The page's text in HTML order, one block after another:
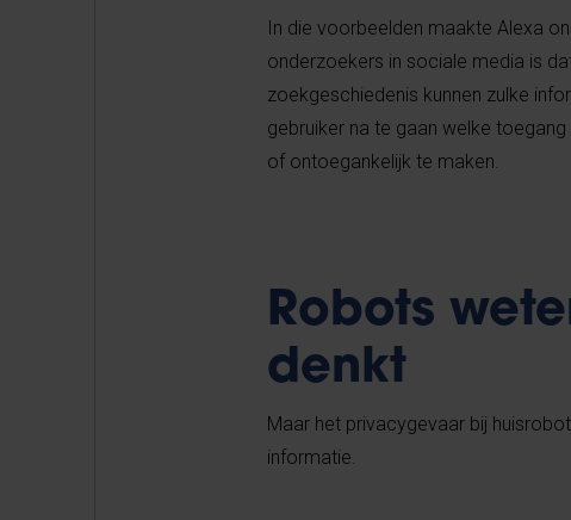
In die voorbeelden maakte Alexa
onderzoekers in sociale media is
zoekgeschiedenis kunnen zulke
gebruiker na te gaan welke
of ontoegankelijk te maken.
Robots
denkt
Maar het privacygevaar bij
informatie.